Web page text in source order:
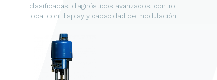
clasificadas, diagnósticos avanzados, control
local con display y capacidad de modulación.